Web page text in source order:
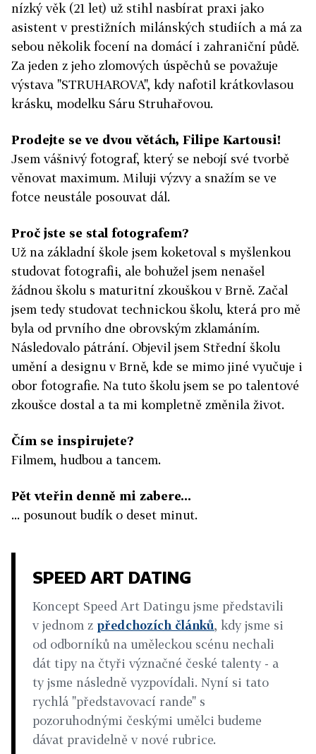
nízký věk (21 let) už stihl nasbírat praxi jako
asistent v prestižních milánských studiích a má za
sebou několik focení na domácí i zahraniční půdě.
Za jeden z jeho zlomových úspěchů se považuje
výstava "STRUHAROVA", kdy nafotil krátkovlasou
krásku, modelku Sáru Struhařovou.
Prodejte se ve dvou větách, Filipe Kartousi!
Jsem vášnivý fotograf, který se nebojí své tvorbě
věnovat maximum. Miluji výzvy a snažím se ve
fotce neustále posouvat dál.
Proč jste se stal fotografem?
Už na základní škole jsem koketoval s myšlenkou
studovat fotografii, ale bohužel jsem nenašel
žádnou školu s maturitní zkouškou v Brně. Začal
jsem tedy studovat technickou školu, která pro mě
byla od prvního dne obrovským zklamáním.
Následovalo pátrání. Objevil jsem Střední školu
umění a designu v Brně, kde se mimo jiné vyučuje i
obor fotografie. Na tuto školu jsem se po talentové
zkoušce dostal a ta mi kompletně změnila život.
Čím se inspirujete?
Filmem, hudbou a tancem.
Pět vteřin denně mi zabere...
... posunout budík o deset minut.
SPEED ART DATING
Koncept Speed Art Datingu jsme představili
v jednom z předchozích článků, kdy jsme si
od odborníků na uměleckou scénu nechali
dát tipy na čtyři význačné české talenty - a
ty jsme následně vyzpovídali. Nyní si tato
rychlá "představovací rande" s
pozoruhodnými českými umělci budeme
dávat pravidelně v nové rubrice.